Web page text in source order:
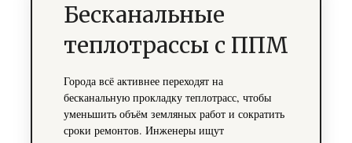
Бесканальные
теплотрассы с ППМ
Города всё активнее переходят на
бесканальную прокладку теплотрасс, чтобы
уменьшить объём земляных работ и сократить
сроки ремонтов. Инженеры ищут